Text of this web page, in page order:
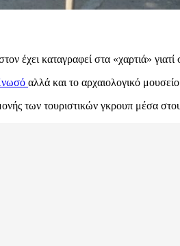
έχει καταγραφεί στα «χαρτιά»
αλλά και το αρχαιολογικό
των τουριστικών γκρουπ μέσα